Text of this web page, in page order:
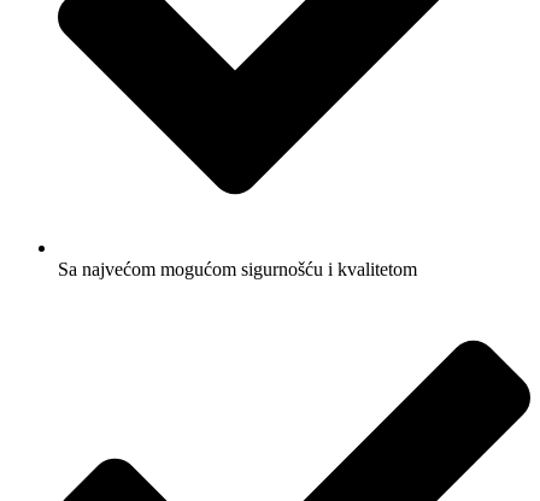
Sa najvećom mogućom sigurnošću i kvalitetom